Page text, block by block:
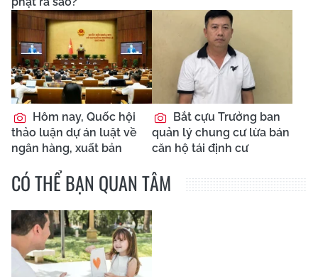
Hôm nay, Quốc hội
thảo luận dự án luật về
ngân hàng, xuất bản
Bắt cựu Trưởng ban
quản lý chung cư lừa bán
căn hộ tái định cư
CÓ THỂ BẠN QUAN TÂM